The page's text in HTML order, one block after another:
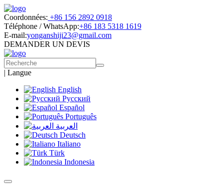
Coordonnées: +86 156 2892 0918
Téléphone / WhatsApp:+86 183 5318 1619
E-mail:yonganshiji23@gmail.com
DEMANDER UN DEVIS
| Langue
English
Русский
Español
Português
العربية
Deutsch
Italiano
Türk
Indonesia